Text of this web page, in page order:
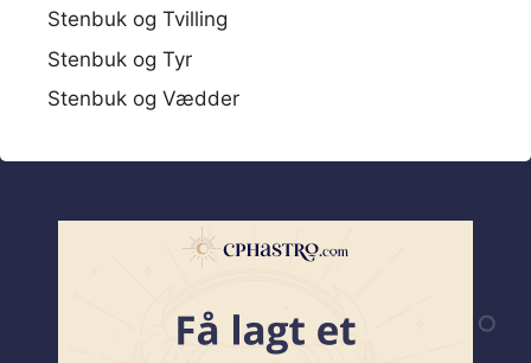
Stenbuk og Tvilling
Stenbuk og Tyr
Stenbuk og Vædder